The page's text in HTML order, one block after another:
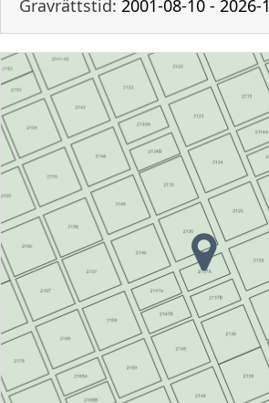
Gravrättstid: 2001-08-10 - 2026-